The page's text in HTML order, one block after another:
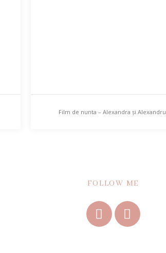
Film de nunta – Alexandra și Alexandru
FOLLOW ME